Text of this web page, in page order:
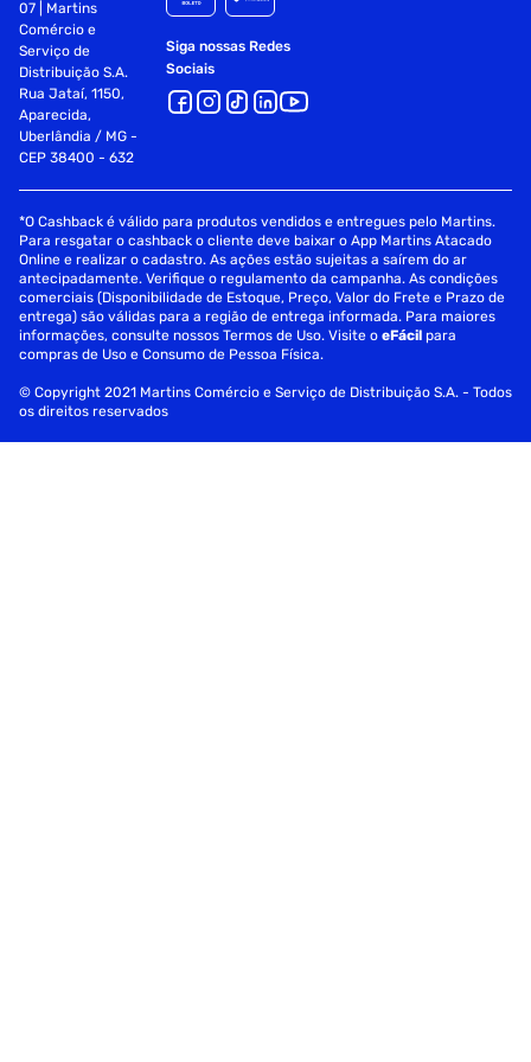
07 | Martins
Comércio e
Serviço de
Distribuição S.A.
Rua Jataí, 1150,
Aparecida,
Uberlândia / MG -
CEP 38400 - 632
Siga nossas Redes
Sociais
*O Cashback é válido para produtos vendidos e entregues pelo Martins.
Para resgatar o cashback o cliente deve baixar o App Martins Atacado
Online e realizar o cadastro. As ações estão sujeitas a saírem do ar
antecipadamente. Verifique o regulamento da campanha. As condições
comerciais (Disponibilidade de Estoque, Preço, Valor do Frete e Prazo de
entrega) são válidas para a região de entrega informada. Para maiores
informações, consulte nossos Termos de Uso. Visite oeFácil para
compras de Uso e Consumo de Pessoa Física.
© Copyright 2021 Martins Comércio e Serviço de Distribuição S.A. - Todos
os direitos reservados